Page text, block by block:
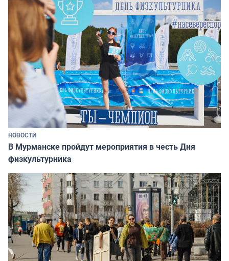
НОВОСТИ
В Мурманске пройдут мероприятия в честь Дня
физкультурника